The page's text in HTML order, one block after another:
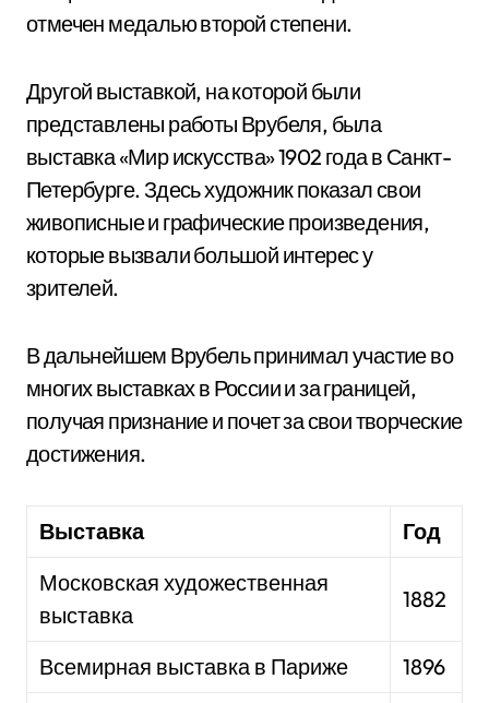
отмечен медалью второй степени.
Другой выставкой, на которой были
представлены работы Врубеля, была
выставка «Мир искусства» 1902 года в Санкт-
Петербурге. Здесь художник показал свои
живописные и графические произведения,
которые вызвали большой интерес у
зрителей.
В дальнейшем Врубель принимал участие во
многих выставках в России и за границей,
получая признание и почет за свои творческие
достижения.
Выставка
Год
Московская художественная
выставка
1882
Всемирная выставка в Париже
1896